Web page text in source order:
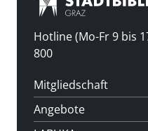
Hotline (Mo-Fr 9 bis
800
Mitgliedschaft
Angebote